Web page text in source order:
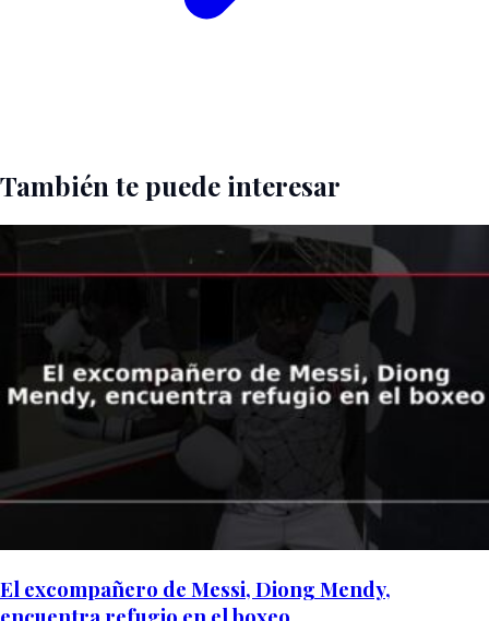
También te puede interesar
El excompañero de Messi, Diong Mendy,